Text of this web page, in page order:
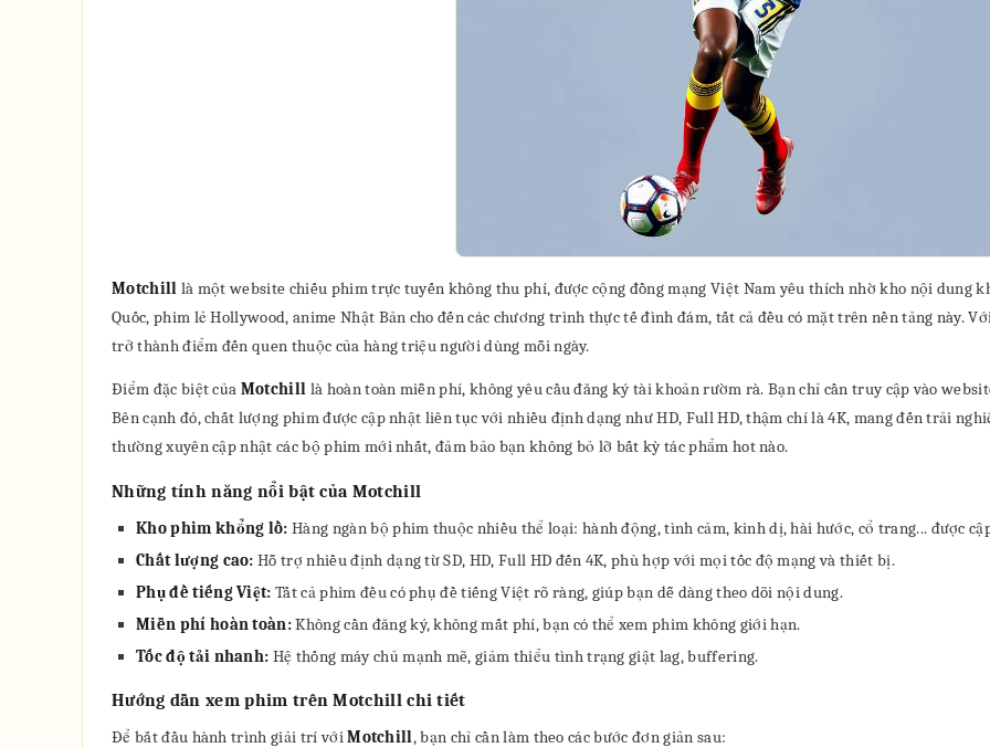
Motchill là một website chiếu phim trực tuyến không thu phí, được cộng đồng mạng Việt Nam yêu thích nhờ kho nội dung
Quốc, phim lẻ Hollywood, anime Nhật Bản cho đến các chương trình thực tế đình đám, tất cả đều có mặt trên nền tảng này.
trở thành điểm đến quen thuộc của hàng triệu người dùng mỗi ngày.
Điểm đặc biệt của Motchill là hoàn toàn miễn phí, không yêu cầu đăng ký tài khoản rườm rà. Bạn chỉ cần truy cập vào
Bên cạnh đó, chất lượng phim được cập nhật liên tục với nhiều định dạng như HD, Full HD, thậm chí là 4K, mang đến trải
thường xuyên cập nhật các bộ phim mới nhất, đảm bảo bạn không bỏ lỡ bất kỳ tác phẩm hot nào.
Những tính năng nổi bật của Motchill
Kho phim khổng lồ: Hàng ngàn bộ phim thuộc nhiều thể loại: hành động, tình cảm, kinh dị, hài hước, cổ trang... được
Chất lượng cao: Hỗ trợ nhiều định dạng từ SD, HD, Full HD đến 4K, phù hợp với mọi tốc độ mạng và thiết bị.
Phụ đề tiếng Việt: Tất cả phim đều có phụ đề tiếng Việt rõ ràng, giúp bạn dễ dàng theo dõi nội dung.
Miễn phí hoàn toàn:Không cần đăng ký, không mất phí, bạn có thể xem phim không giới hạn.
Tốc độ tải nhanh: Hệ thống máy chủ mạnh mẽ, giảm thiểu tình trạng giật lag, buffering.
Hướng dẫn xem phim trên Motchill chi tiết
Để bắt đầu hành trình giải trí vớiMotchill, bạn chỉ cần làm theo các bước đơn giản sau: